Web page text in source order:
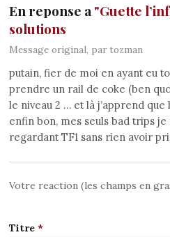
En reponse a "Guette
solutions
Message original, par tozman
putain, fier de moi en ayant eu
prendre un rail de coke (ben
le niveau 2 … et là j’apprend que
enfin bon, mes seuls bad trips je
regardant TF1 sans rien avoir
Votre reaction (les champs en
Titre